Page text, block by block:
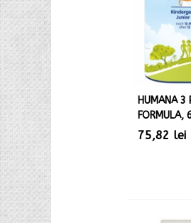
HUMANA 3
FORMULA,
75,82 lei